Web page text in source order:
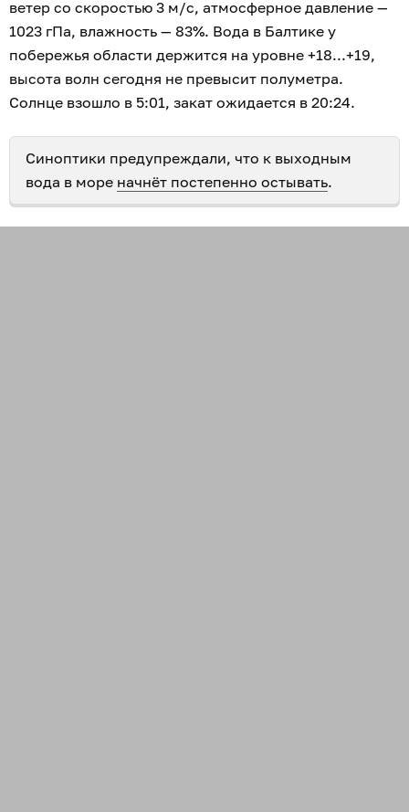
ветер со скоростью 3 м/с, атмосферное давление —
1023 гПа, влажность — 83%. Вода в Балтике у
побережья области держится на уровне +18...+19,
высота волн сегодня не превысит полуметра.
Солнце взошло в 5:01, закат ожидается в 20:24.
Синоптики предупреждали, что к выходным
вода в море начнёт постепенно остывать.